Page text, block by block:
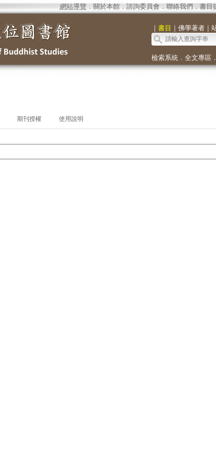
網站導覽 ． 關於本館． 諮詢委員會 ． 聯絡我們 ． 書目
｜ 書目 ｜ 佛學著者｜
檢索系統． 全文專區 ．
期刊授權 使用說明